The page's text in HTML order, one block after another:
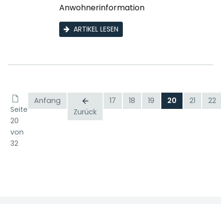
Anwohnerinformation
ARTIKEL LESEN
Seite
20
von
32
Anfang
Zurück
17 18 19 20 21 22